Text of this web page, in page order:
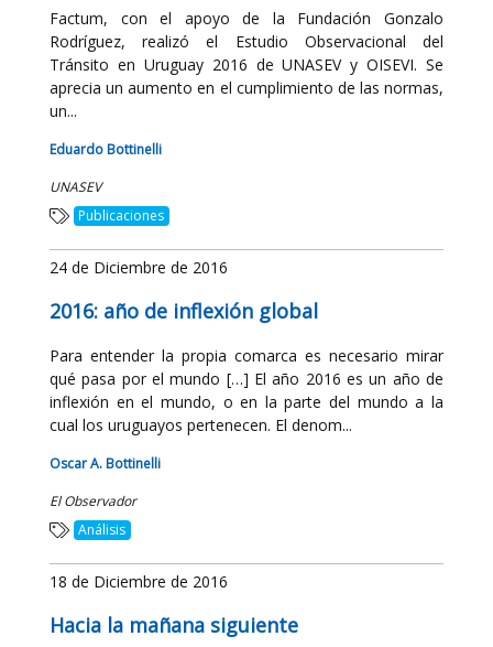
Factum, con el apoyo de la Fundación Gonzalo
Rodríguez, realizó el Estudio Observacional del
Tránsito en Uruguay 2016 de UNASEV y OISEVI. Se
aprecia un aumento en el cumplimiento de las normas,
un...
Eduardo Bottinelli
UNASEV
Publicaciones
24 de Diciembre de 2016
2016: año de inflexión global
Para entender la propia comarca es necesario mirar
qué pasa por el mundo […] El año 2016 es un año de
inflexión en el mundo, o en la parte del mundo a la
cual los uruguayos pertenecen. El denom...
Oscar A. Bottinelli
El Observador
Análisis
18 de Diciembre de 2016
Hacia la mañana siguiente